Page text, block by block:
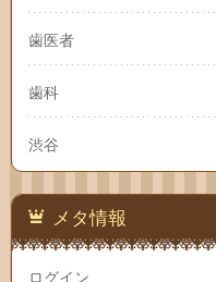
歯医者
歯科
渋谷
メタ情報
ログイン